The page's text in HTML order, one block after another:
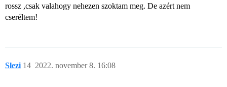
rossz ,csak valahogy nehezen szoktam meg. De azért nem
cseréltem!
Slezi 2022. november 8. 16:08
14